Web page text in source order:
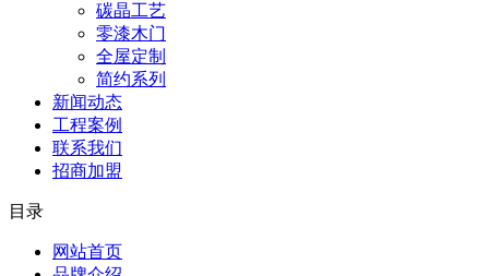
碳晶工艺
零漆木门
全屋定制
简约系列
新闻动态
工程案例
联系我们
招商加盟
目录
网站首页